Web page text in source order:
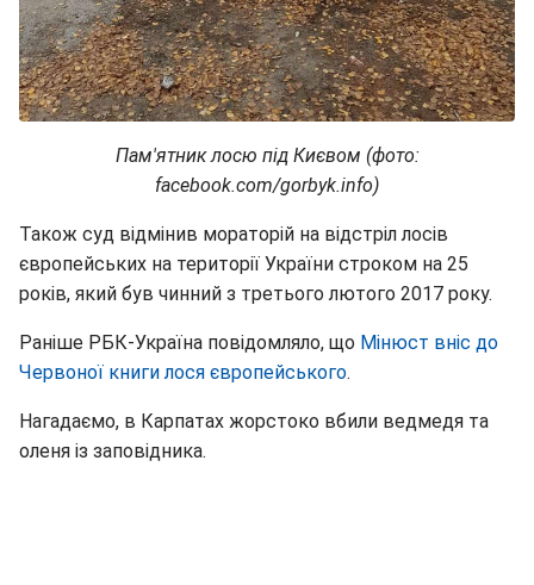
Пам'ятник лосю під Києвом (фото:
facebook.com/gorbyk.info)
Також суд відмінив мораторій на відстріл лосів
європейських на території України строком на 25
років, який був чинний з третього лютого 2017 року.
Раніше РБК-Україна повідомляло, що Мінюст вніс до
Червоної книги лося європейського.
Нагадаємо, в Карпатах жорстоко вбили ведмедя та
оленя із заповідника.